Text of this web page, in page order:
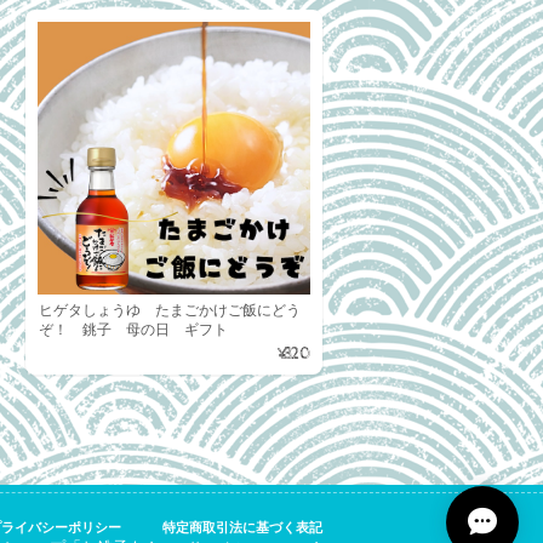
ヒゲタしょうゆ たまごかけご飯にどう
ぞ！ 銚子 母の日 ギフト
¥320
イバシーポリシー 特定商取引法に基づく表記